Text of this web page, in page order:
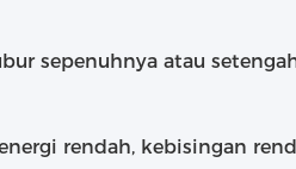
sepenuhnya atau
rendah, kebisingan